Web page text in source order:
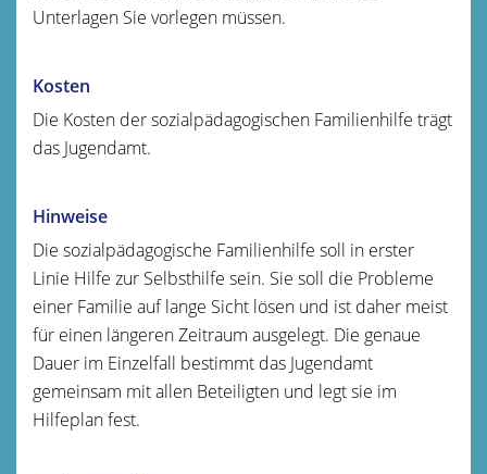
Unterlagen Sie vorlegen müssen.
Kosten
Die Kosten der sozialpädagogischen Familienhilfe trägt
das Jugendamt.
Hinweise
Die sozialpädagogische Familienhilfe soll in erster
Linie Hilfe zur Selbsthilfe sein. Sie soll die Probleme
einer Familie auf lange Sicht lösen und ist daher meist
für einen längeren Zeitraum ausgelegt. Die genaue
Dauer im Einzelfall bestimmt das Jugendamt
gemeinsam mit allen Beteiligten und legt sie im
Hilfeplan fest.